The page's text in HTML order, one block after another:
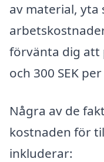
av material, yta
förvänta dig att
och 300 SEK
Några av de
kostnaden för
inkluderar: